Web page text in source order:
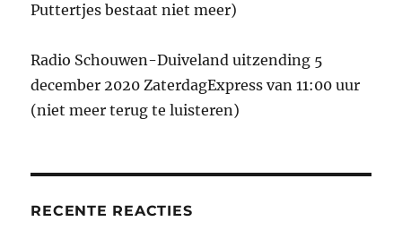
Puttertjes bestaat niet meer)
Radio Schouwen-Duiveland uitzending 5
december 2020 ZaterdagExpress van 11:00 uur
(niet meer terug te luisteren)
RECENTE REACTIES